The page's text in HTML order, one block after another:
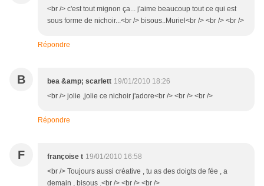
<br /> c'est tout mignon ça... j'aime beaucoup tout ce qui est
sous forme de nichoir...<br /> bisous..Muriel<br /> <br /> <br />
Répondre
B bea &amp; scarlett 19/01/2010 18:26
<br /> jolie ,jolie ce nichoir j'adore<br /> <br /> <br />
Répondre
F françoise t 19/01/2010 16:58
<br /> Toujours aussi créative , tu as des doigts de fée , a
demain , bisous .<br /> <br /> <br />